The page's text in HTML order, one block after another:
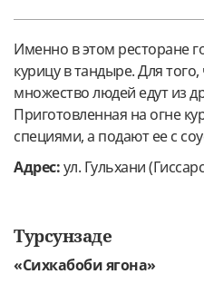
Именно в этом ресторане
курицу в тандыре. Для
множество людей едут из
Приготовленная на огне
специями, а подают ее с
Адрес:ул. Гульхани
Турсунзаде
«Сихкабоби ягона»